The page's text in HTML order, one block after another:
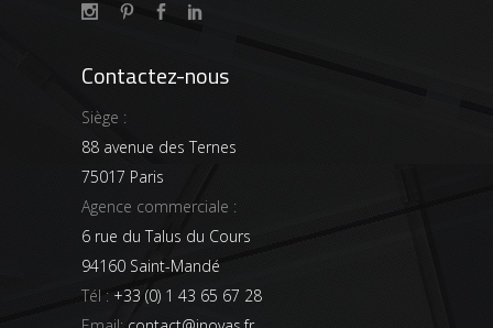
Contactez-nous
Siège :
88 avenue des Ternes
75017 Paris
Agence commerciale :
6 rue du Talus du Cours
94160 Saint-Mandé
Tél : +33 (0) 1 43 65 67 28